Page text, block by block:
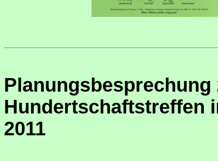
Planungsbesprechung
Hundertschaftstreffen
2011